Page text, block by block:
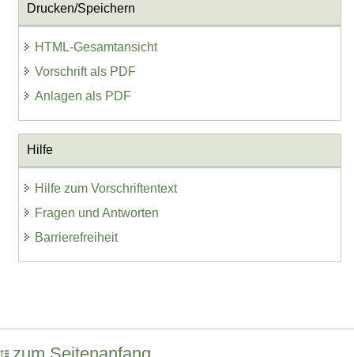
Drucken/Speichern
HTML-Gesamtansicht
Vorschrift als PDF
Anlagen als PDF
Hilfe
Hilfe zum Vorschriftentext
Fragen und Antworten
Barrierefreiheit